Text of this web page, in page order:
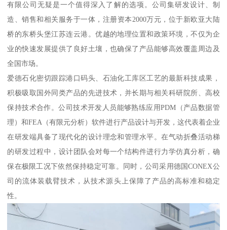
有限公司无疑是一个值得深入了解的选项。公司集研发设计、制
造、销售和相关服务于一体，注册资本2000万元，位于新欧亚大陆
桥的东桥头堡江苏连云港。优越的地理位置和政策环境，不仅为企
业的快速发展提供了良好土壤，也确保了产品能够高效覆盖周边及
全国市场。
爱德石化密切跟踪港口码头、石油化工库区工艺的最新科技成果，
积极吸取国外同类产品的先进技术，并长期与相关科研院所、高校
保持技术合作。公司技术开发人员能够熟练应用PDM（产品数据管
理）和FEA（有限元分析）软件进行产品设计与开发，这代表着企业
在研发端具备了现代化的设计理念和管理水平。在气动折叠活动梯
的研发过程中，设计团队会对每一个结构件进行力学仿真分析，确
保在极限工况下依然保持稳定可靠。同时，公司采用德国CONEX公
司的流体装载臂技术，从技术源头上保障了产品的高标准和稳定
性。